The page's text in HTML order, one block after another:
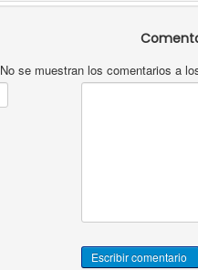
No se muestran los comentarios a